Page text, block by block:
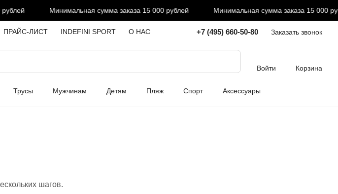
Минимальная сумма заказа 15 000 рублей Минимальная сумма заказа 15 000
ПРАЙС-ЛИСТ INDEFINI SPORT О НАС +7 (495) 660-50-80 Заказать звонок
Войти Корзина
Трусы Мужчинам Детям Пляж Спорт Аксессуары
шагов.